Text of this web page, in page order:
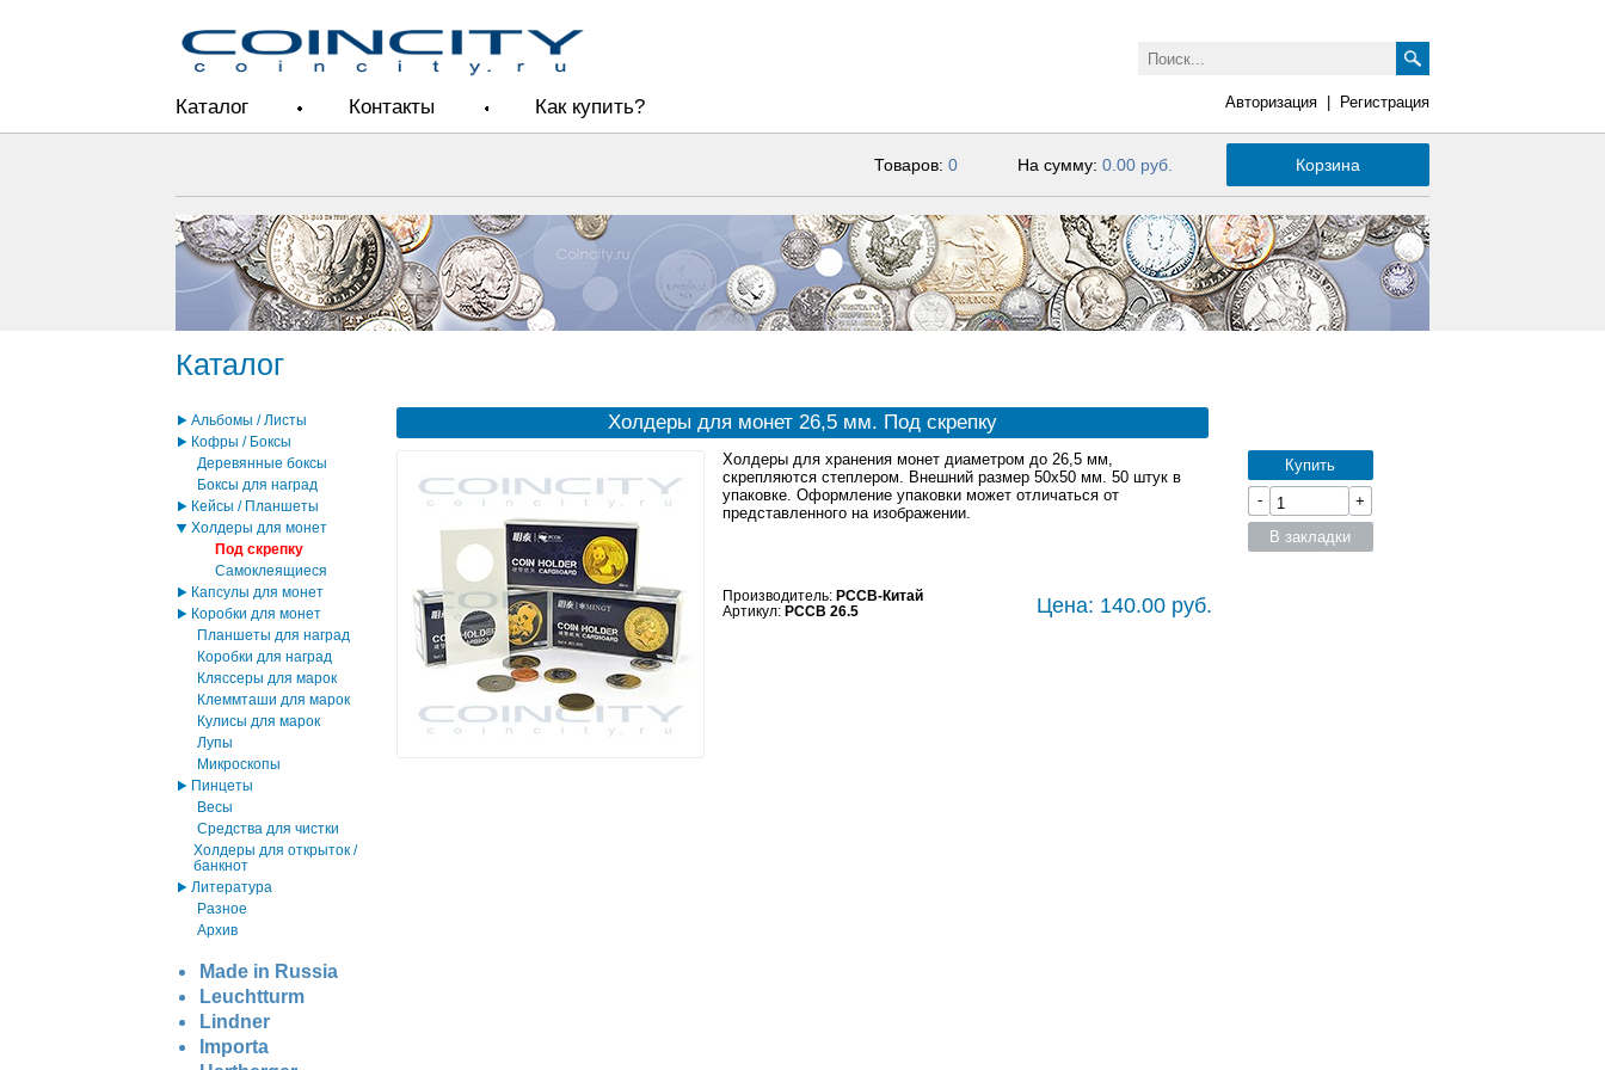
Каталог Контакты Как купить? Авторизация Регистрация
Товаров: 0 На сумму: 0.00 руб. Корзина
Каталог
Альбомы / Листы
Кофры / Боксы
Деревянные боксы
Боксы для наград
Кейсы / Планшеты
Холдеры для монет
Под скрепку
Самоклеящиеся
Капсулы для монет
Коробки для монет
Планшеты для наград
Коробки для наград
Кляссеры для марок
Клеммташи для марок
Кулисы для марок
Лупы
Микроскопы
Пинцеты
Весы
Средства для чистки
Холдеры для открыток /
банкнот
Литература
Разное
Архив
Made in Russia
Leuchtturm
Lindner
Importa
Холдеры для монет 26,5 мм. Под скрепку
Холдеры для хранения монет диаметром до 26,5 мм,
скрепляются степлером. Внешний размер 50x50 мм. 50 штук в
упаковке. Оформление упаковки может отличаться от
представленного на изображении.
Производитель: PCCB-Китай
Артикул: PCCB 26.5 Цена: 140.00 руб.
Купить
-
+
В закладки